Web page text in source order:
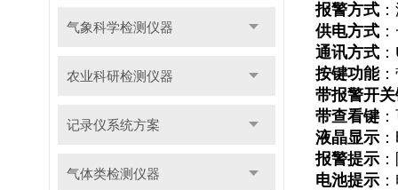
气象科学检测仪器
农业科研检测仪器
记录仪系统方案
气体类检测仪器
报警方式
供电方式
通讯方式
按键功能
带报警开
带查看键
液晶显示
报警提示
电池提示